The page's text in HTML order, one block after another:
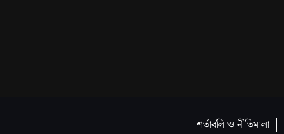
শর্তাবলি ও নীতিমালা